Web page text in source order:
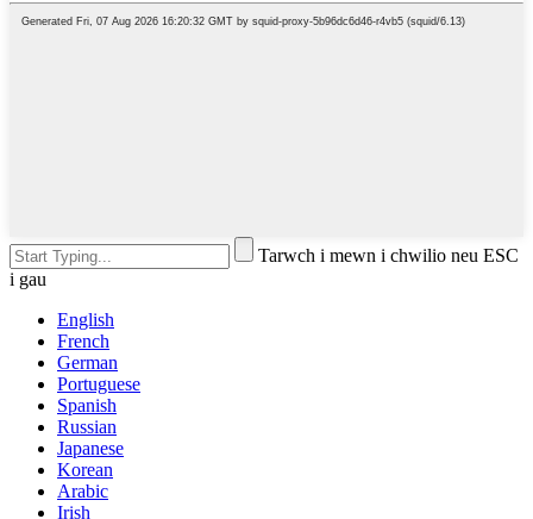
Tarwch i mewn i chwilio neu ESC
i gau
English
French
German
Portuguese
Spanish
Russian
Japanese
Korean
Arabic
Irish